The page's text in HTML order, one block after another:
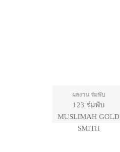
ผลงาน ร่มพับ
123 ร่มพับ
MUSLIMAH GOLD
SMITH